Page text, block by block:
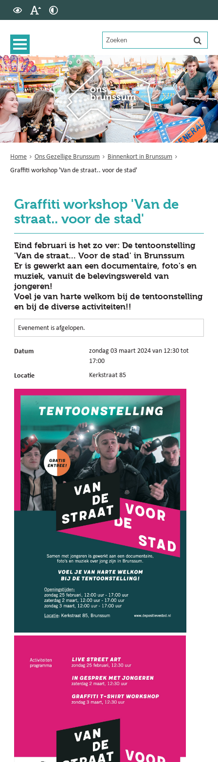
Home Ons Gezellige Brunssum
Binnenkort in Brunssum
Graffiti workshop 'Van de straat.. voor de stad'
Graffiti workshop 'Van de
straat.. voor de stad'
Eind februari is het zo ver: De tentoonstelling
'Van de straat... Voor de stad' in Brunssum
Er is gewerkt aan een documentaire, foto's en
muziek, vanuit de belevingswereld van
jongeren!
Voel je van harte welkom bij de tentoonstelling
en bij de diverse activiteiten!!
Evenement is afgelopen.
Datum
zondag 03 maart 2024 van 12:30 tot
17:00
Locatie Kerkstraat 85